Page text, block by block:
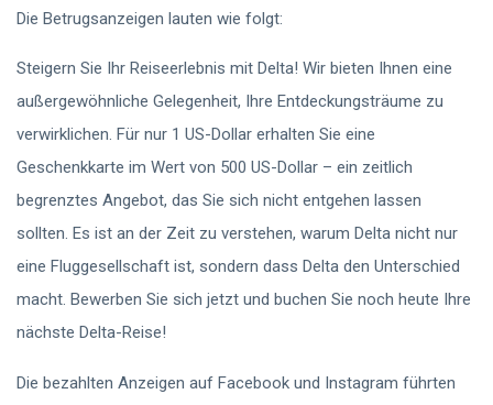
Die Betrugsanzeigen lauten wie folgt:
Steigern Sie Ihr Reiseerlebnis mit Delta! Wir bieten Ihnen eine
außergewöhnliche Gelegenheit, Ihre Entdeckungsträume zu
verwirklichen. Für nur 1 US-Dollar erhalten Sie eine
Geschenkkarte im Wert von 500 US-Dollar – ein zeitlich
begrenztes Angebot, das Sie sich nicht entgehen lassen
sollten. Es ist an der Zeit zu verstehen, warum Delta nicht nur
eine Fluggesellschaft ist, sondern dass Delta den Unterschied
macht. Bewerben Sie sich jetzt und buchen Sie noch heute Ihre
nächste Delta-Reise!
Die bezahlten Anzeigen auf Facebook und Instagram führten